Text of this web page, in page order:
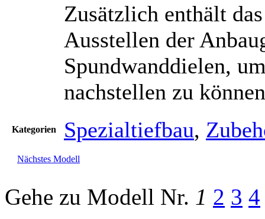
Zusätzlich enthält
Ausstellen der
Spundwanddielen,
nachstellen zu
Kategorien Spezialtiefbau,
Nächstes Modell
Gehe zu Modell Nr. 1 2 3 4